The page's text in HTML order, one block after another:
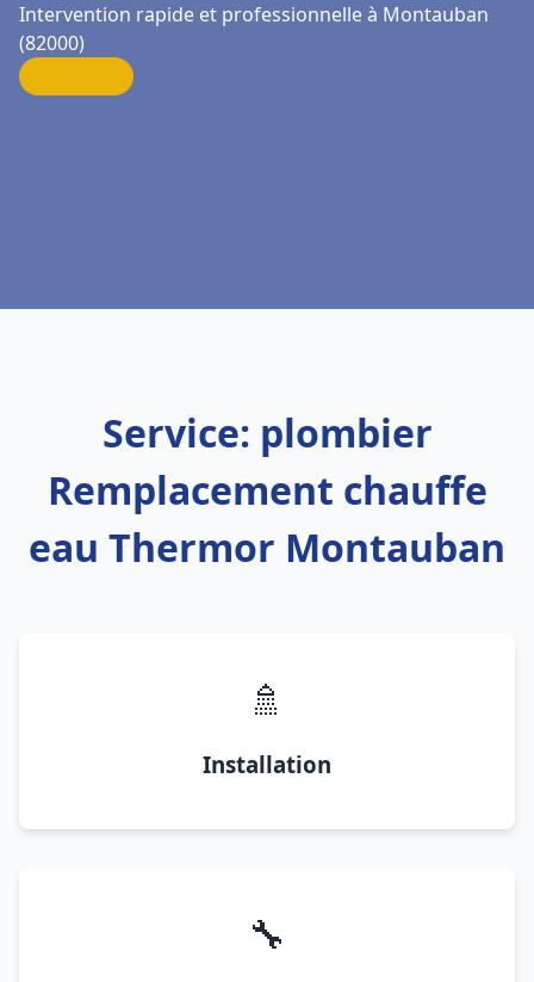
Intervention rapide et professionnelle à Montauban
(82000)
Service: plombier
Remplacement chauffe
eau Thermor Montauban
🚿
Installation
🔧